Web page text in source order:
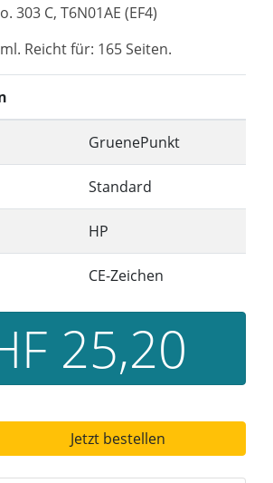
303 C, T6N01AE (EF4)
Reicht für: 165 Seiten.
GruenePunkt
Standard
HP
CE-Zeichen
25,20
Jetzt bestellen